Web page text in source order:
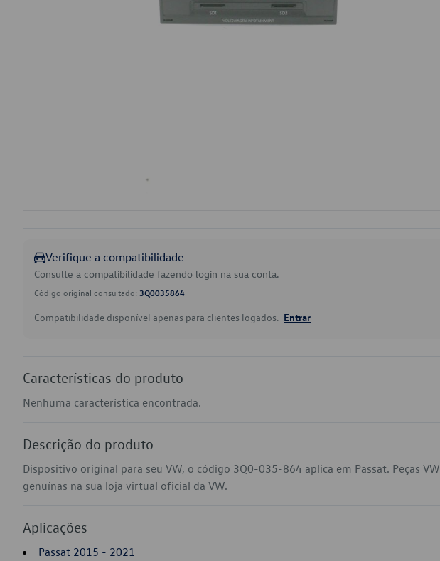
Verifique a compatibilidade
Consulte a compatibilidade fazendo login na sua conta.
Código original consultado: 3Q0035864
Compatibilidade disponível apenas para clientes logados. Entrar
Características do produto
Nenhuma característica encontrada.
Descrição do produto
Dispositivo original para seu VW, o código 3Q0-035-864 aplica em Passat. Peças VW
genuínas na sua loja virtual oficial da VW.
Aplicações
Passat 2015 - 2021